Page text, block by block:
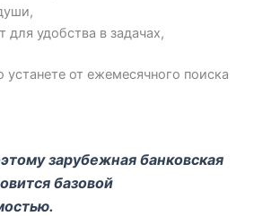
для удобства в задачах,
от ежемесячного поиска
зарубежная банковская
базовой